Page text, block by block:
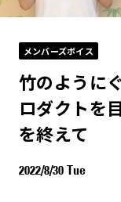
メンバーズボイス
竹のように
ロダクトを
を終えて
2022/8/30 Tue